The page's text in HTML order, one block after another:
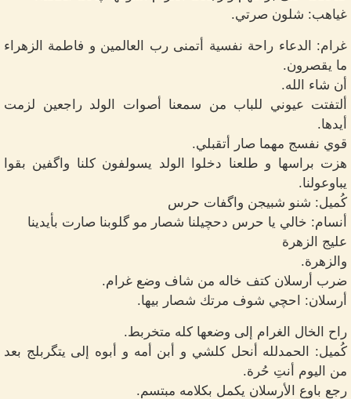
غياهب: شلون صرتي.
غرام: الدعاء راحة نفسية أتمنى رب العالمين و فاطمة الزهراء
ما يقصرون.
أن شاء الله.
ألتفتت عيوني للباب من سمعنا أصوات الولد راجعين لزمت
أيدها.
قوي نفسج مهما صار أتقبلي.
هزت براسها و طلعنا دخلوا الولد يسولفون كلنا واگفين بقوا
يباوعولنا.
كُميل: شنو شبيجن واگفات حرس
أنسام: خالي يا حرس دحچيلنا شصار مو گلوبنا صارت بأيدينا
عليج الزهرة
والزهرة.
ضرب أرسلان كتف خاله من شاف وضع غرام.
أرسلان: احچي شوف مرتك شصار بيها.
راح الخال الغرام إلى وضعها كله متخربط.
كُميل: الحمدلله أنحل كلشي و أبن أمه و أبوه إلى يتگربلج بعد
من اليوم أنتِ حُرة.
رجع باوع الأرسلان يكمل بكلامه مبتسم.